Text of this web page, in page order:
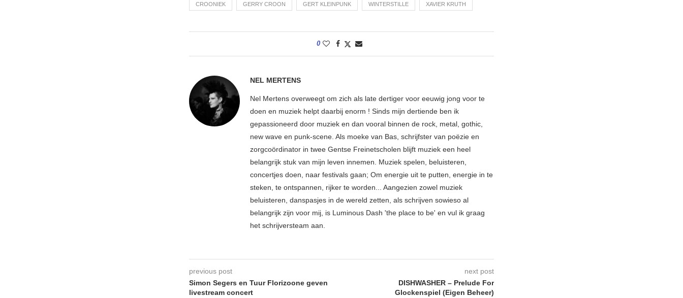
CROONIEK GERRY CROON GERT KLEINPUNK WINTERSTILLE XAVIER KRUTH
0
NEL MERTENS
Nel Mertens overweegt om zich als late dertiger voor eeuwig jong voor te
doen en muziek helpt daarbij enorm ! Sinds mijn dertiende ben ik
gepassioneerd door muziek en dan vooral binnen de rock, metal, gothic,
new wave en punk-scene. Als moeke van Bas, schrijfster van poëzie en
zorgcoördinator in twee Gentse Freinetscholen blijft muziek een heel
belangrijk stuk van mijn leven innemen. Muziek spelen, beluisteren,
concertjes doen, naar festivals gaan; Om energie uit te putten, energie in te
steken, te ontspannen, rijker te worden... Aangezien zowel muziek
beluisteren, danspasjes in de wereld zetten, als schrijven sowieso al
belangrijk zijn voor mij, is Luminous Dash 'the place to be' en vul ik graag
het schrijversteam aan.
previous post
Simon Segers en Tuur Florizoone geven
livestream concert
next post
DISHWASHER – Prelude For
Glockenspiel (Eigen Beheer)